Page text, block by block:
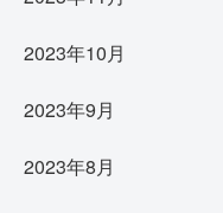
2023年10月
2023年9月
2023年8月